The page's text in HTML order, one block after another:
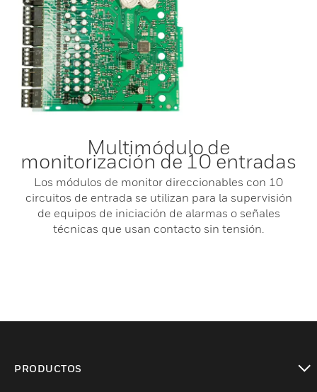
Multimódulo de
monitorización de 10 entradas
Los módulos de monitor direccionables con 10
circuitos de entrada se utilizan para la supervisión
de equipos de iniciación de alarmas o señales
técnicas que usan contacto sin tensión.
PRODUCTOS